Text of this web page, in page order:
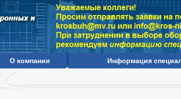
О компании Информация